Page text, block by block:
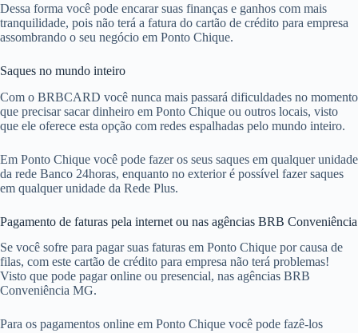
Dessa forma você pode encarar suas finanças e ganhos com mais
tranquilidade, pois não terá a fatura do cartão de crédito para empresa
assombrando o seu negócio em Ponto Chique.
Saques no mundo inteiro
Com o BRBCARD você nunca mais passará dificuldades no momento
que precisar sacar dinheiro em Ponto Chique ou outros locais, visto
que ele oferece esta opção com redes espalhadas pelo mundo inteiro.
Em Ponto Chique você pode fazer os seus saques em qualquer unidade
da rede Banco 24horas, enquanto no exterior é possível fazer saques
em qualquer unidade da Rede Plus.
Pagamento de faturas pela internet ou nas agências BRB Conveniência
Se você sofre para pagar suas faturas em Ponto Chique por causa de
filas, com este cartão de crédito para empresa não terá problemas!
Visto que pode pagar online ou presencial, nas agências BRB
Conveniência MG.
Para os pagamentos online em Ponto Chique você pode fazê-los